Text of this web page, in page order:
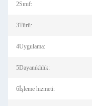
2Sınıf:
3Türü:
4Uygulama:
5Dayanıklılık:
6İşleme hizmeti: